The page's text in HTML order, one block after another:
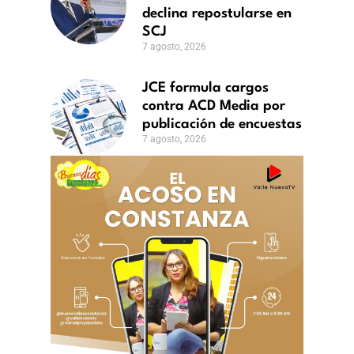
declina repostularse en
SCJ
7 agosto, 2026
JCE formula cargos
contra ACD Media por
publicación de encuestas
7 agosto, 2026